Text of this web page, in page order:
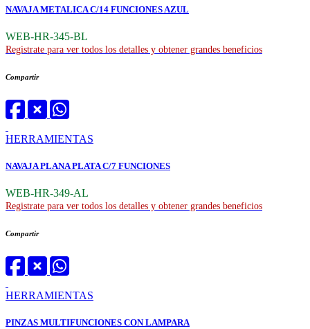
NAVAJA METALICA C/14 FUNCIONES AZUL
WEB-HR-345-BL
Registrate para ver todos los detalles y obtener grandes beneficios
Compartir
HERRAMIENTAS
NAVAJA PLANA PLATA C/7 FUNCIONES
WEB-HR-349-AL
Registrate para ver todos los detalles y obtener grandes beneficios
Compartir
HERRAMIENTAS
PINZAS MULTIFUNCIONES CON LAMPARA